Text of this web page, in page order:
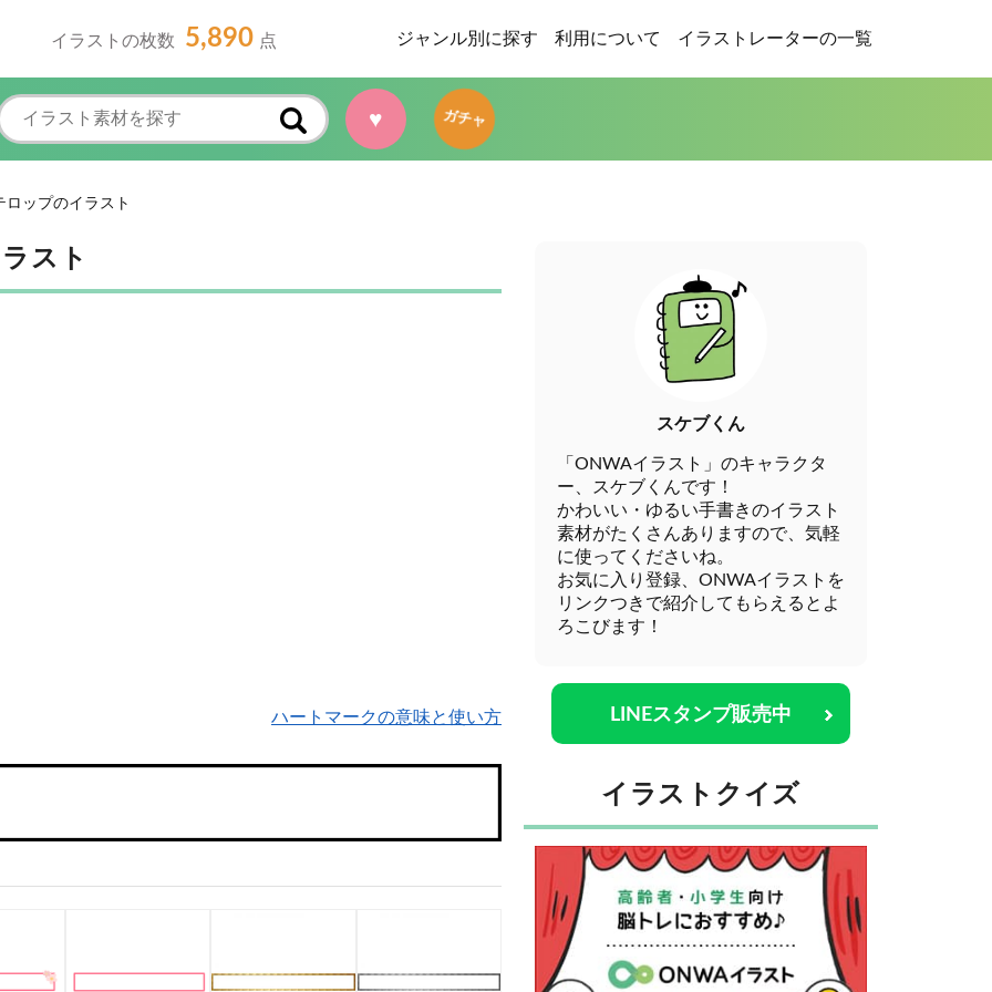
イラストの枚数 5,890 点 ジャンル別に探す 利用について イラストレーターの一覧
♥ ガチャ
ップのイラスト
スト
ハートマークの意味と使い方
スケブくん
「ONWAイラスト」のキャラクタ
ー、スケブくんです！
かわいい・ゆるい手書きのイラスト
素材がたくさんありますので、気軽
に使ってくださいね。
お気に入り登録、ONWAイラストを
リンクつきで紹介してもらえるとよ
ろこびます！
LINEスタンプ販売中
イラストクイズ